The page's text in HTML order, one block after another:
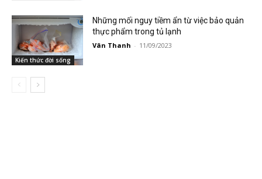
Kiến thức đời sống
Những mối nguy tiềm ẩn từ việc bảo quản
thực phẩm trong tủ lạnh
Vân Thanh - 11/09/2023